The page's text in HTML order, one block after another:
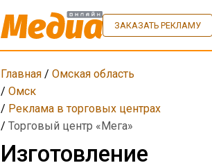
ЗАКАЗАТЬ РЕКЛАМУ
Главная/ Омская область
/ Омск
/ Реклама в торговых центрах
/ Торговый центр «Мега»
Изготовление